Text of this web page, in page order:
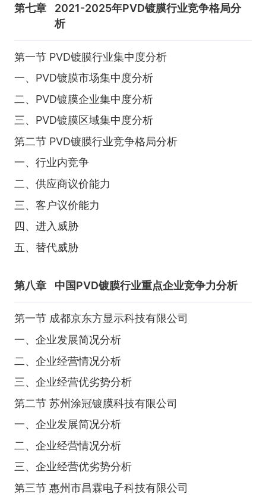
第七章
2021-2025年PVD镀膜行业竞争格局分
析
第一节 PVD镀膜行业集中度分析
一、PVD镀膜市场集中度分析
二、PVD镀膜企业集中度分析
三、PVD镀膜区域集中度分析
第二节 PVD镀膜行业竞争格局分析
一、行业内竞争
二、供应商议价能力
三、客户议价能力
四、进入威胁
五、替代威胁
第八章 中国PVD镀膜行业重点企业竞争力分析
第一节 成都京东方显示科技有限公司
一、企业发展简况分析
二、企业经营情况分析
三、企业经营优劣势分析
第二节 苏州涂冠镀膜科技有限公司
一、企业发展简况分析
二、企业经营情况分析
三、企业经营优劣势分析
第三节 惠州市昌霖电子科技有限公司